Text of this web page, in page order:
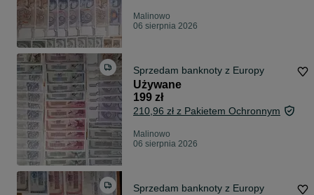
Malinowo
06 sierpnia 2026
Sprzedam banknoty z Europy
Używane
199 zł
210,96 zł z Pakietem Ochronnym
Malinowo
06 sierpnia 2026
Sprzedam banknoty z Europy